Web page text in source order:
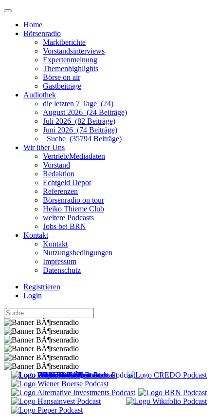
Home
Börsenradio
Marktberichte
Vorstandsinterviews
Expertenmeinung
Themenhighlights
Börse on air
Gastbeiträge
Audiothek
die letzten 7 Tage (24)
August 2026 (24 Beiträge)
Juli 2026 (82 Beiträge)
Juni 2026 (74 Beiträge)
Suche (35794 Beiträge)
Wir über Uns
Vertrieb/Mediadaten
Vorstand
Redaktion
Echtgeld Depot
Referenzen
Börsenradio on tour
Heiko Thieme Club
weitere Podcasts
Jobs bei BRN
Kontakt
Kontakt
Nutzungsbedingungen
Impressum
Datenschutz
Registrieren
Login